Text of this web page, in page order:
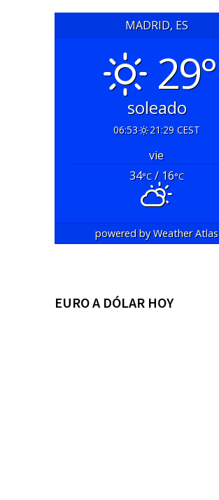
MADRID, ES
29°
soleado
06:53 21:29 CEST
vie
34°C/ 16°C
powered byWeather Atlas
EURO A DÓLAR HOY